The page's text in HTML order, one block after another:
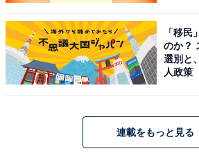
映画ならではの過激なシーンも
そして、『教場 Requiem』へとつな
「移
のか？
選別と
人政策
連載をもっと見る